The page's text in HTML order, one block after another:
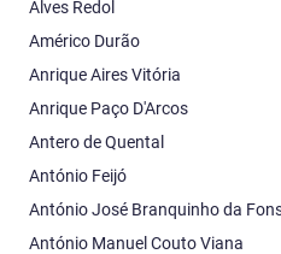
Alves Redol
Américo Durão
Anrique Aires Vitória
Anrique Paço D'Arcos
Antero de Quental
António Feijó
António José Branquinho da
António Manuel Couto Viana